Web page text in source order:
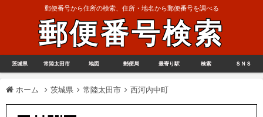
郵便番号から住所の検索、住所・地名から郵便番号を調べる
郵便番号検索
茨城県 常陸太田市 地図 郵便局 最寄り駅 検索 ＳＮＳ
ホーム 茨城県 常陸太田市 西河内中町